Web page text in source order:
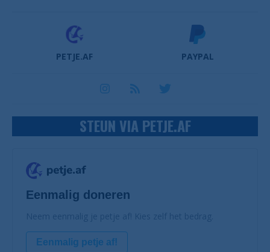
PETJE.AF PAYPAL
STEUN VIA PETJE.AF
Eenmalig doneren
Neem eenmalig je petje af! Kies zelf het bedrag.
Eenmalig petje af!